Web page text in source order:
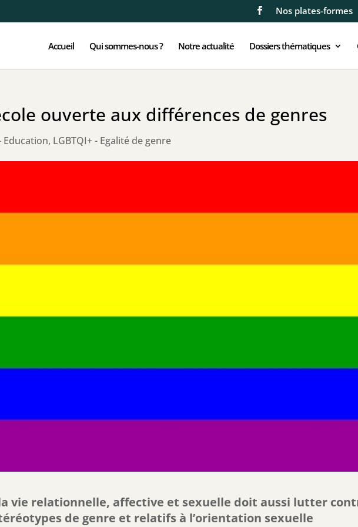
Nos plates-formes
Accueil Qui sommes-nous ? Notre actualité Dossiers thématiques
ouverte aux différences de genres
Education, LGBTQI+ - Egalité de genre
la vie relationnelle, affective et sexuelle doit aussi lutter
de genre et re­latifs à l’orientation sexuelle